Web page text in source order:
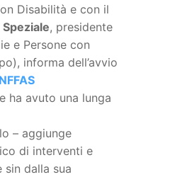
Disabilità e con il
, presidente
e Persone con
informa dell’avvio
ha avuto una lunga
– aggiunge
di interventi e
dalla sua